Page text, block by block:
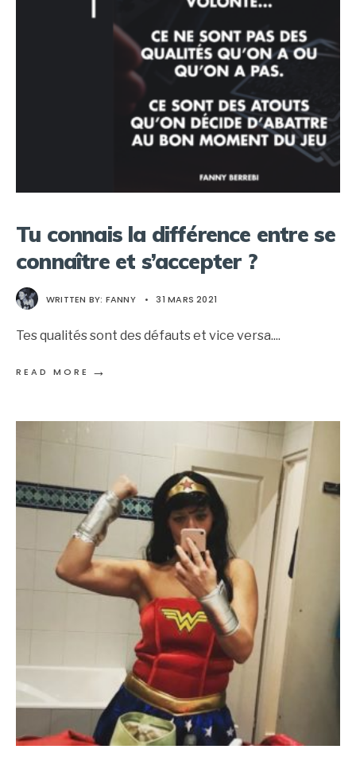
Tu connais la différence entre se
connaître et s’accepter ?
WRITTEN BY: FANNY • 31 MARS 2021
Tes qualités sont des défauts et vice versa....
READ MORE →